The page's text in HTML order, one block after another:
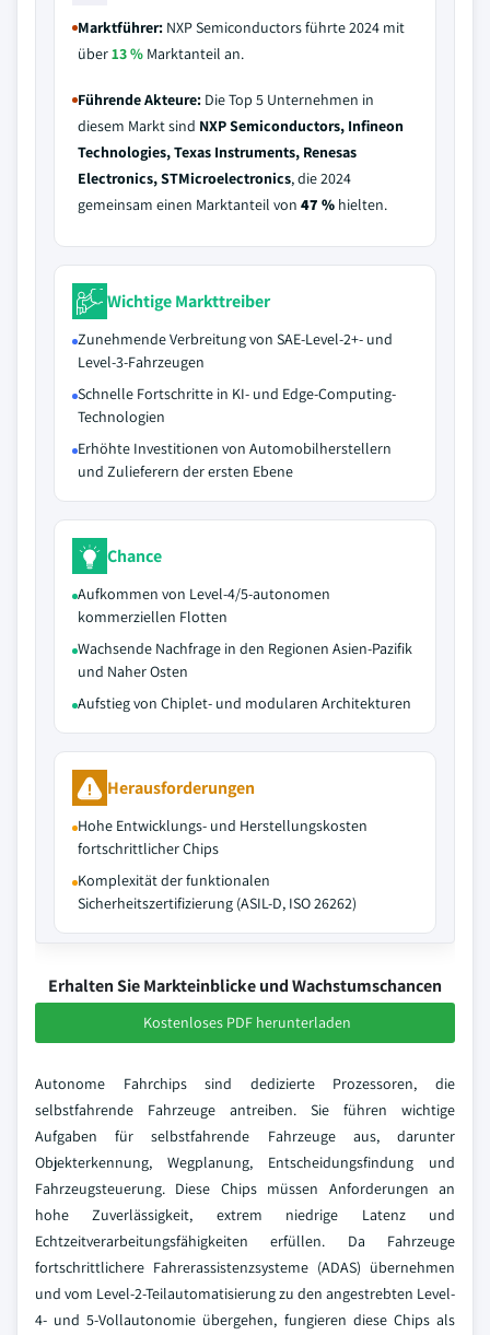
Marktführer: NXP Semiconductors führte 2024 mit
über13 % Marktanteil an.
Führende Akteure: Die Top 5 Unternehmen in
diesem Markt sind NXP Semiconductors, Infineon
Technologies, Texas Instruments, Renesas
Electronics, STMicroelectronics, die 2024
gemeinsam einen Marktanteil von 47 % hielten.
Wichtige Markttreiber
Zunehmende Verbreitung von SAE-Level-2+- und
Level-3-Fahrzeugen
Schnelle Fortschritte in KI- und Edge-Computing-
Technologien
Erhöhte Investitionen von Automobilherstellern
und Zulieferern der ersten Ebene
Chance
Aufkommen von Level-4/5-autonomen
kommerziellen Flotten
Wachsende Nachfrage in den Regionen Asien-Pazifik
und Naher Osten
Aufstieg von Chiplet- und modularen Architekturen
Herausforderungen
Hohe Entwicklungs- und Herstellungskosten
fortschrittlicher Chips
Komplexität der funktionalen
Sicherheitszertifizierung (ASIL-D, ISO 26262)
Erhalten Sie Markteinblicke und Wachstumschancen
Kostenloses PDF herunterladen
Autonome Fahrchips sind dedizierte Prozessoren, die
selbstfahrende Fahrzeuge antreiben. Sie führen wichtige
Aufgaben für selbstfahrende Fahrzeuge aus, darunter
Objekterkennung, Wegplanung, Entscheidungsfindung und
Fahrzeugsteuerung. Diese Chips müssen Anforderungen an
hohe Zuverlässigkeit, extrem niedrige Latenz und
Echtzeitverarbeitungsfähigkeiten erfüllen. Da Fahrzeuge
fortschrittlichere Fahrerassistenzsysteme (ADAS) übernehmen
und vom Level-2-Teilautomatisierung zu den angestrebten Level-
4- und 5-Vollautonomie übergehen, fungieren diese Chips als